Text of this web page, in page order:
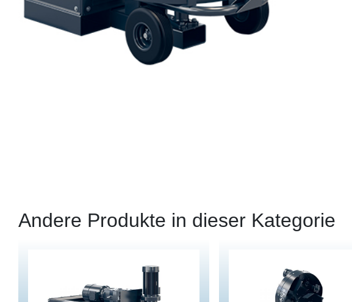
Andere Produkte in dieser Kategorie